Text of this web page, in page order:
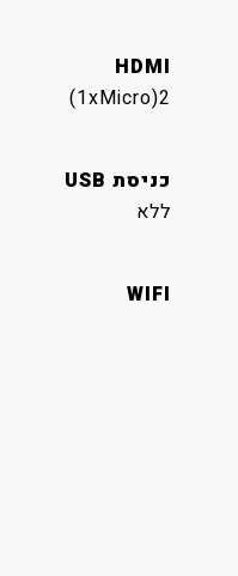
HDMI
2(1xMicro)
כניסת USB
ללא
WIFI